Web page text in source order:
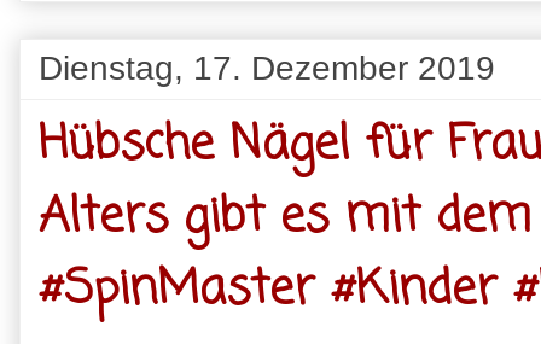
Dienstag, 17. Dezember 2019
Hübsche Nägel für
Alters gibt es mit dem
#SpinMaster #Kinder